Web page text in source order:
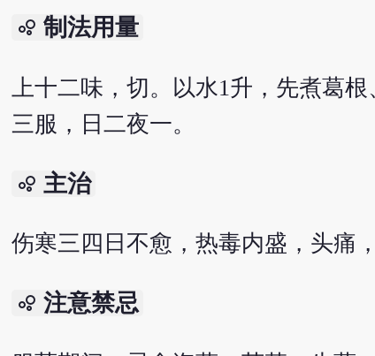
bubble_chart 制法用量
上十二味，切。以水1升，先煮葛
三服，日二夜一。
bubble_chart 主治
伤寒三四日不愈，热毒内盛，头痛
bubble_chart 注意禁忌